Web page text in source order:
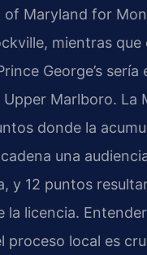
of Maryland for
mientras que
George’s sería
Marlboro. La
donde la
una
y 12 puntos
la licencia.
proceso local es